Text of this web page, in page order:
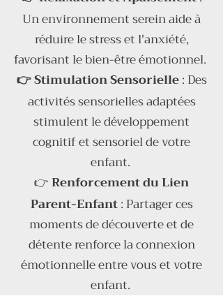
Un environnement serein aide à
réduire le stress et l'anxiété,
favorisant le bien-être émotionnel.
👉 Stimulation Sensorielle: Des
activités sensorielles adaptées
stimulent le développement
cognitif et sensoriel de votre
enfant.
👉Renforcement du Lien
Parent-Enfant: Partager ces
moments de découverte et de
détente renforce la connexion
émotionnelle entre vous et votre
enfant.